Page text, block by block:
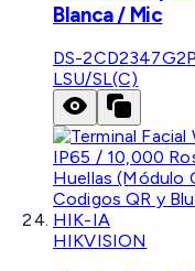
Blanca / Mic
DS-
LSU/SL(C)
HIKVISION